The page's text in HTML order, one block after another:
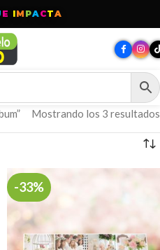
E IM PACTA
Mostrando los 3 resultados
-33%